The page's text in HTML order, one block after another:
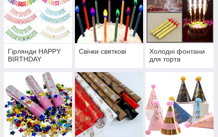
Гірлянди HAPPY
BIRTHDAY
Свічки святкові
Холодні фонтани
для торта